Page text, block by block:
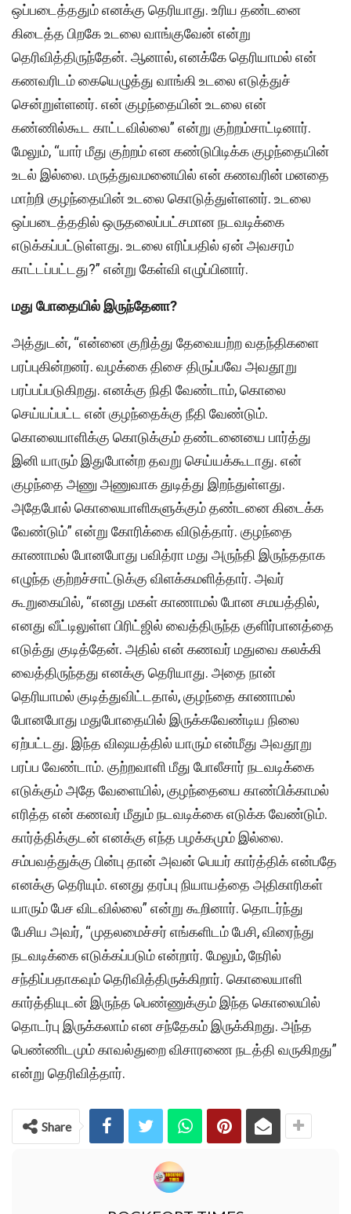
ஒப்படைத்ததும் எனக்கு தெரியாது. உரிய தண்டனை
கிடைத்த பிறகே உடலை வாங்குவேன் என்று
தெரிவித்திருந்தேன். ஆனால், எனக்கே தெரியாமல் என்
கணவரிடம் கையெழுத்து வாங்கி உடலை எடுத்துச்
சென்றுள்ளனர். என் குழந்தையின் உடலை என்
கண்ணில்கூட காட்டவில்லை” என்று குற்றம்சாட்டினார்.
மேலும், “யார் மீது குற்றம் என கண்டுபிடிக்க குழந்தையின்
உடல் இல்லை. மருத்துவமனையில் என் கணவரின் மனதை
மாற்றி குழந்தையின் உடலை கொடுத்துள்ளனர். உடலை
ஒப்படைத்ததில் ஒருதலைப்பட்சமான நடவடிக்கை
எடுக்கப்பட்டுள்ளது. உடலை எரிப்பதில் ஏன் அவசரம்
காட்டப்பட்டது?” என்று கேள்வி எழுப்பினார்.
மது போதையில் இருந்தேனா?
அத்துடன், “என்னை குறித்து தேவையற்ற வதந்திகளை
பரப்புகின்றனர். வழக்கை திசை திருப்பவே அவதூறு
பரப்பப்படுகிறது. எனக்கு நிதி வேண்டாம், கொலை
செய்யப்பட்ட என் குழந்தைக்கு நீதி வேண்டும்.
கொலையாளிக்கு கொடுக்கும் தண்டனையை பார்த்து
இனி யாரும் இதுபோன்ற தவறு செய்யக்கூடாது. என்
குழந்தை அணு அணுவாக துடித்து இறந்துள்ளது.
அதேபோல் கொலையாளிகளுக்கும் தண்டனை கிடைக்க
வேண்டும்” என்று கோரிக்கை விடுத்தார். குழந்தை
காணாமல் போனபோது பவித்ரா மது அருந்தி இருந்ததாக
எழுந்த குற்றச்சாட்டுக்கு விளக்கமளித்தார். அவர்
கூறுகையில், “எனது மகள் காணாமல் போன சமயத்தில்,
எனது வீட்டிலுள்ள பிரிட்ஜில் வைத்திருந்த குளிர்பானத்தை
எடுத்து குடித்தேன். அதில் என் கணவர் மதுவை கலக்கி
வைத்திருந்தது எனக்கு தெரியாது. அதை நான்
தெரியாமல் குடித்துவிட்டதால், குழந்தை காணாமல்
போனபோது மதுபோதையில் இருக்கவேண்டிய நிலை
ஏற்பட்டது. இந்த விஷயத்தில் யாரும் என்மீது அவதூறு
பரப்ப வேண்டாம். குற்றவாளி மீது போலீசார் நடவடிக்கை
எடுக்கும் அதே வேளையில், குழந்தையை காண்பிக்காமல்
எரித்த என் கணவர் மீதும் நடவடிக்கை எடுக்க வேண்டும்.
கார்த்திக்குடன் எனக்கு எந்த பழக்கமும் இல்லை.
சம்பவத்துக்கு பின்பு தான் அவன் பெயர் கார்த்திக் என்பதே
எனக்கு தெரியும். எனது தரப்பு நியாயத்தை அதிகாரிகள்
யாரும் பேச விடவில்லை” என்று கூறினார். தொடர்ந்து
பேசிய அவர், “முதலமைச்சர் எங்களிடம் பேசி, விரைந்து
நடவடிக்கை எடுக்கப்படும் என்றார். மேலும், நேரில்
சந்திப்பதாகவும் தெரிவித்திருக்கிறார். கொலையாளி
கார்த்தியுடன் இருந்த பெண்ணுக்கும் இந்த கொலையில்
தொடர்பு இருக்கலாம் என சந்தேகம் இருக்கிறது. அந்த
பெண்ணிடமும் காவல்துறை விசாரணை நடத்தி வருகிறது”
என்று தெரிவித்தார்.
Share